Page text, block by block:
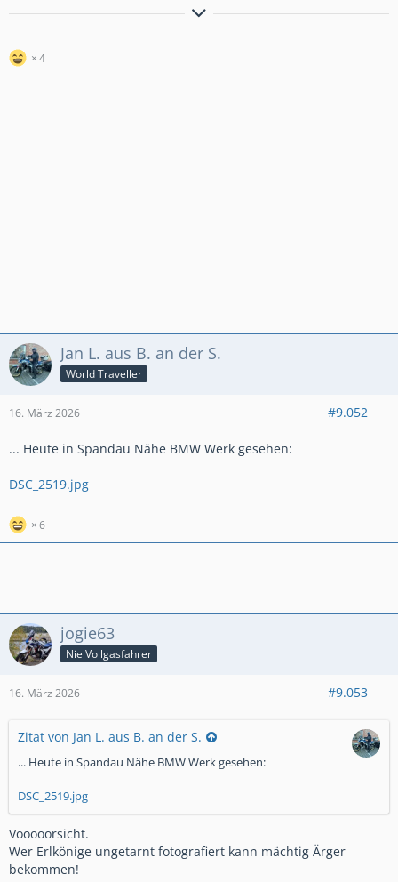
Es grüßt
Yannik aka Twinner
4
Jan L. aus B. an der S.
World Traveller
16. März 2026 #9.052
... Heute in Spandau Nähe BMW Werk gesehen:
DSC_2519.jpg
6
jogie63
Nie Vollgasfahrer
16. März 2026 #9.053
Zitat von Jan L. aus B. an der S.
... Heute in Spandau Nähe BMW Werk gesehen:
DSC_2519.jpg
Vooooorsicht.
Wer Erlkönige ungetarnt fotografiert kann mächtig Ärger
bekommen!